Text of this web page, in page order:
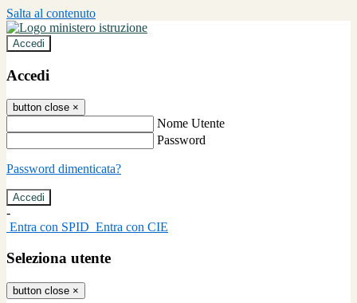
Salta al contenuto
Accedi
Accedi
button close ×
Nome Utente
Password
Password dimenticata?
-
Entra con SPID Entra con CIE
Seleziona utente
button close ×